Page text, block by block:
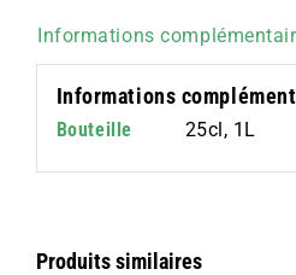
Informations
Informations
Bouteille 25cl, 1L
Produits similaires